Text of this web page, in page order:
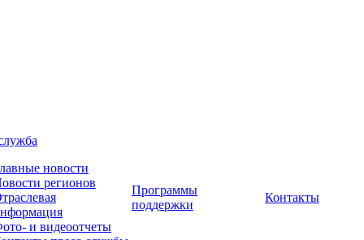
новости
регионов
и видеоотчеты
Программы
поддержки
Контакты